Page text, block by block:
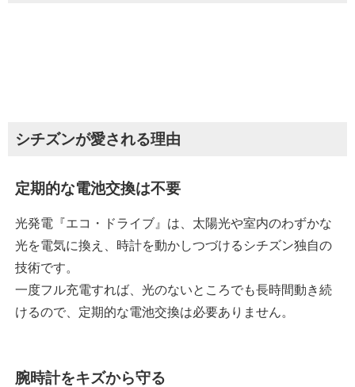
シチズンが愛される理由
定期的な電池交換は不要
光発電『エコ・ドライブ』は、太陽光や室内のわずかな
光を電気に換え、時計を動かしつづけるシチズン独自の
技術です。
一度フル充電すれば、光のないところでも長時間動き続
けるので、定期的な電池交換は必要ありません。
腕時計をキズから守る